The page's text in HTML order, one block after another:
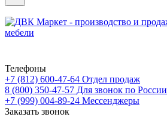
Телефоны
+7 (812) 600-47-64 Отдел продаж
8 (800) 350-47-57 Для звонок по России
+7 (999) 004-89-24 Мессенджеры
Заказать звонок